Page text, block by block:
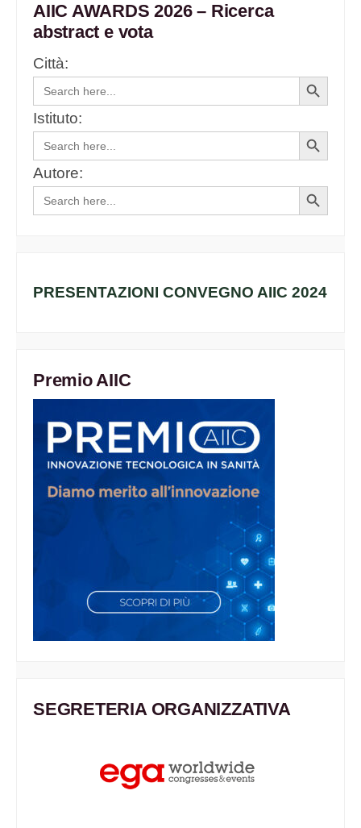
AIIC AWARDS 2026 – Ricerca
abstract e vota
Città:
Search
for:
Search
Button
Istituto:
Search
for:
Search
Button
Autore:
Search
for:
Search
Button
PRESENTAZIONI CONVEGNO AIIC 2024
Premio AIIC
SEGRETERIA ORGANIZZATIVA